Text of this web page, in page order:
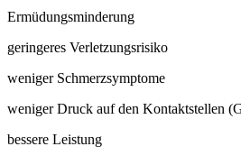
Ermüdungsminderung
geringeres Verletzungsrisiko
weniger Schmerzsymptome
weniger Druck auf den Kontaktstellen
bessere Leistung